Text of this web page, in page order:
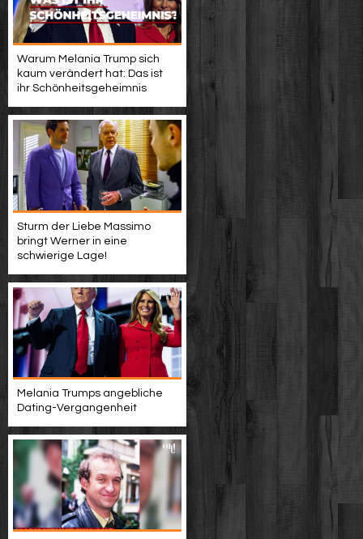
Warum Melania Trump sich
kaum verändert hat: Das ist
ihr Schönheitsgeheimnis
Sturm der Liebe Massimo
bringt Werner in eine
schwierige Lage!
Melania Trumps angebliche
Dating-Vergangenheit